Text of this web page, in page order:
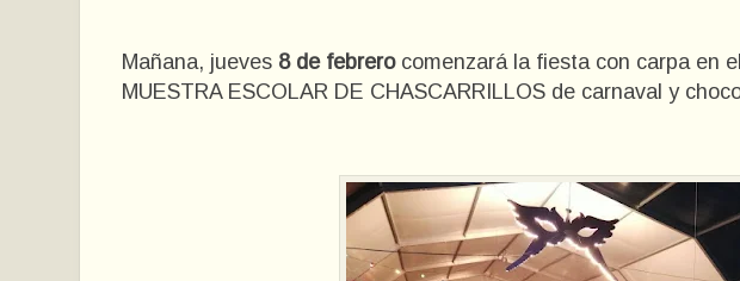
Mañana, jueves 8 de febrerocomenzará la fiesta con carpa en
MUESTRA ESCOLAR DE CHASCARRILLOS de carnaval y